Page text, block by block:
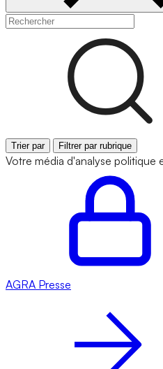
Trier par Filtrer par rubrique
Votre média d'analyse politique
AGRA Presse